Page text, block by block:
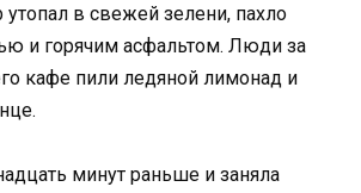
в свежей зелени, пахло
и горячим асфальтом. Люди за
кафе пили ледяной лимонад и
минут раньше и заняла